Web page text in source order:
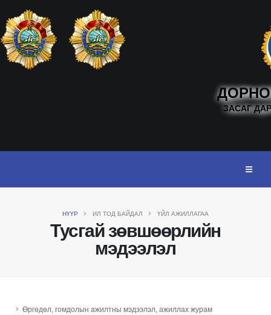
ЗАСАГ
НҮҮР ИЛ ТОД БАЙДАЛ ҮЙЛ АЖИЛЛАГАА
Тусгай зөвшөөрлийн
мэдээлэл
Өргөдөл, гомдолын ажилтны мэдээлэл, ажиллах журам